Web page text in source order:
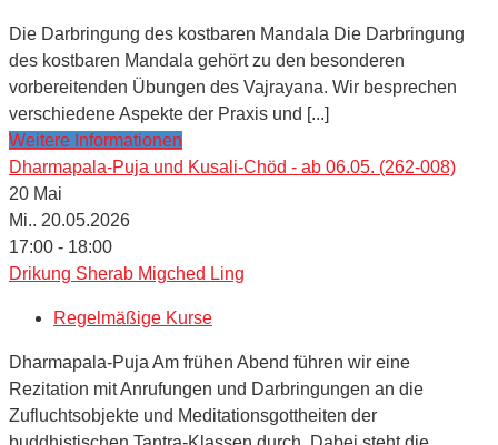
Die Darbringung des kostbaren Mandala Die Darbringung
des kostbaren Mandala gehört zu den besonderen
vorbereitenden Übungen des Vajrayana. Wir besprechen
verschiedene Aspekte der Praxis und [...]
Weitere Informationen
Dharmapala-Puja und Kusali-Chöd - ab 06.05. (262-008)
20 Mai
Mi.. 20.05.2026
17:00 - 18:00
Drikung Sherab Migched Ling
Regelmäßige Kurse
Dharmapala-Puja Am frühen Abend führen wir eine
Rezitation mit Anrufungen und Darbringungen an die
Zufluchtsobjekte und Meditationsgottheiten der